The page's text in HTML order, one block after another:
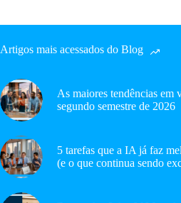
Artigos mais acessados do Blog
As maiores tendências em
segundo semestre de 2026
5 tarefas que a IA já faz
(e o que continua sendo